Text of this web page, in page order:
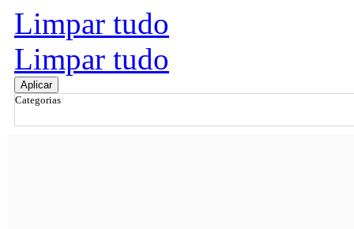
Limpar tudo
Limpar tudo
Aplicar
Categorias